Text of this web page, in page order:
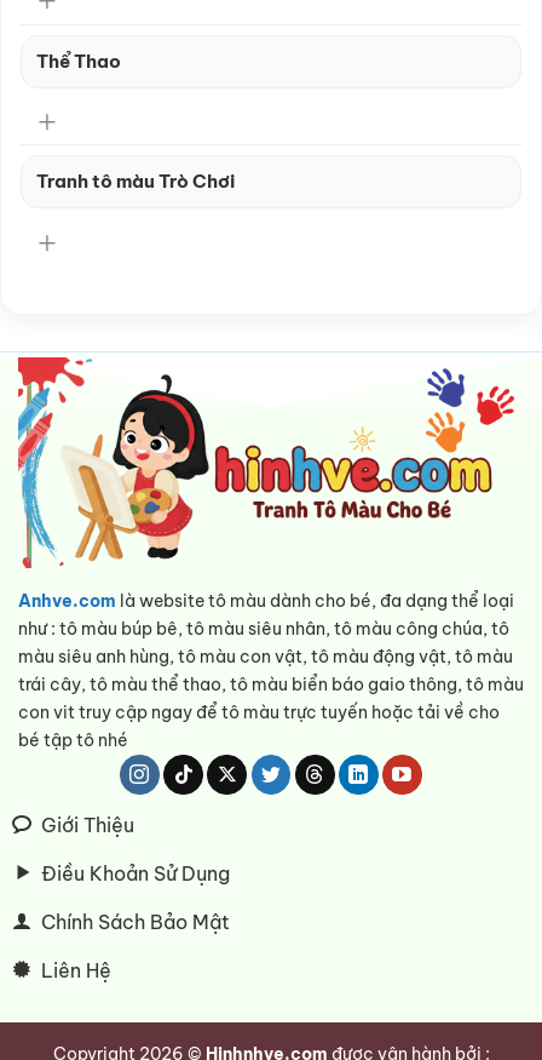
Thể Thao
Tranh tô màu Trò Chơi
Anhve.com là website tô màu dành cho bé, đa dạng thể loại
như : tô màu búp bê, tô màu siêu nhân, tô màu công chúa, tô
màu siêu anh hùng, tô màu con vật, tô màu động vật, tô màu
trái cây, tô màu thể thao, tô màu biển báo gaio thông, tô màu
con vit truy cập ngay để tô màu trực tuyến hoặc tải về cho
bé tập tô nhé
Giới Thiệu
Điều Khoản Sử Dụng
Chính Sách Bảo Mật
Liên Hệ
Copyright 2026 © Hinhnhve.com được vận hành bởi :